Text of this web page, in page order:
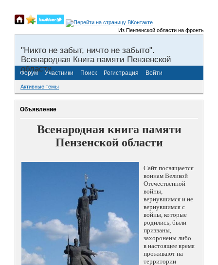
Из Пензенской области на фронты
"Никто не забыт, ничто не забыто".
Всенародная Книга памяти Пензенской
области.
Форум Участники Поиск Регистрация Войти
Активные темы
Объявление
Всенародная книга памяти
Пензенской области
Сайт посвящается
воинам Великой
Отечественной
войны,
вернувшимся и не
вернувшимся с
войны, которые
родились, были
призваны,
захоронены либо
в настоящее время
проживают на
территории